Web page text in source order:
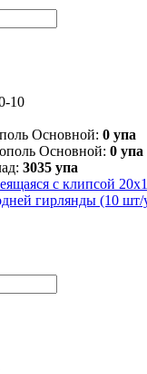
10
Основной: 0 упа
Основной: 0 упа
3035 упа
c клипсой
гирлянды (10